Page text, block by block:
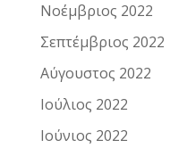
Νοέμβριος 2022
Σεπτέμβριος 2022
Αύγουστος 2022
Ιούλιος 2022
Ιούνιος 2022